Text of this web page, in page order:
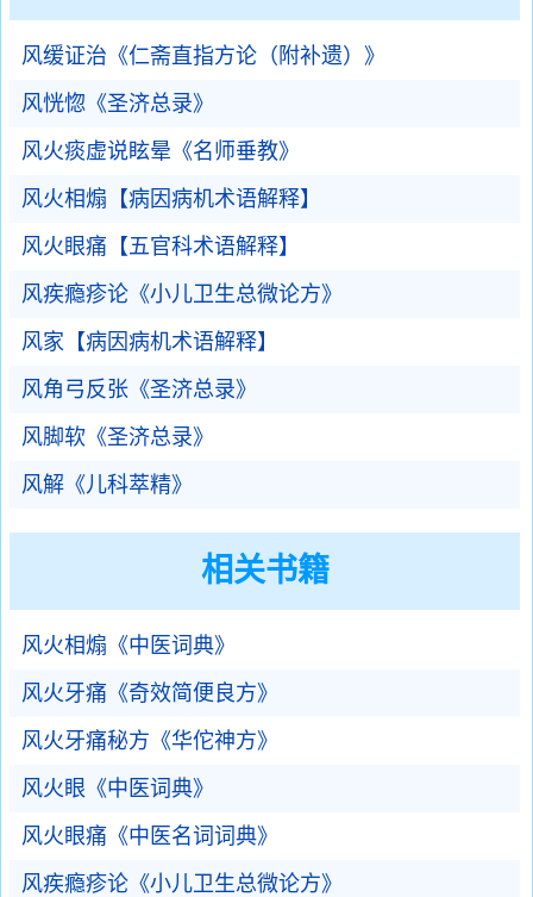
风缓证治《仁斋直指方论（附补遗）》
风恍惚《圣济总录》
风火痰虚说眩晕《名师垂教》
风火相煽【病因病机术语解释】
风火眼痛【五官科术语解释】
风疾瘾疹论《小儿卫生总微论方》
风家【病因病机术语解释】
风角弓反张《圣济总录》
风脚软《圣济总录》
风解《儿科萃精》
相关书籍
风火相煽《中医词典》
风火牙痛《奇效简便良方》
风火牙痛秘方《华佗神方》
风火眼《中医词典》
风火眼痛《中医名词词典》
风疾瘾疹论《小儿卫生总微论方》